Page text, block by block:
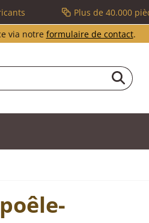
Plus de 40.000
via notre formulaire de contact.